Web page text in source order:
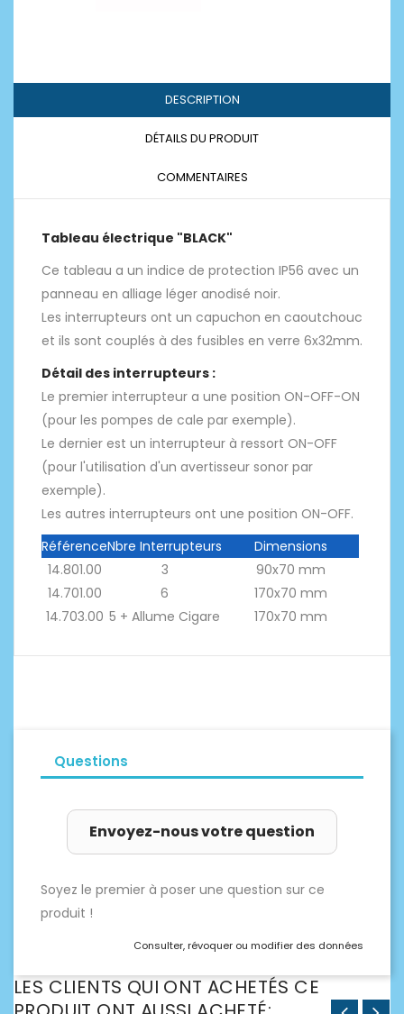
DESCRIPTION
DÉTAILS DU PRODUIT
COMMENTAIRES
Tableau électrique "BLACK"
Ce tableau a un indice de protection IP56 avec un
panneau en alliage léger anodisé noir.
Les interrupteurs ont un capuchon en caoutchouc
et ils sont couplés à des fusibles en verre 6x32mm.
Détail des interrupteurs :
Le premier interrupteur a une position ON-OFF-ON
(pour les pompes de cale par exemple).
Le dernier est un interrupteur à ressort ON-OFF
(pour l'utilisation d'un avertisseur sonor par
exemple).
Les autres interrupteurs ont une position ON-OFF.
RéférenceNbre Interrupteurs
Dimensions
14.801.00
3
90x70 mm
14.701.00
6
170x70 mm
14.703.00 5 + Allume Cigare 170x70 mm
Questions
Envoyez-nous votre question
Soyez le premier à poser une question sur ce
produit !
Consulter, révoquer ou modifier des données
LES CLIENTS QUI ONT ACHETÉS CE